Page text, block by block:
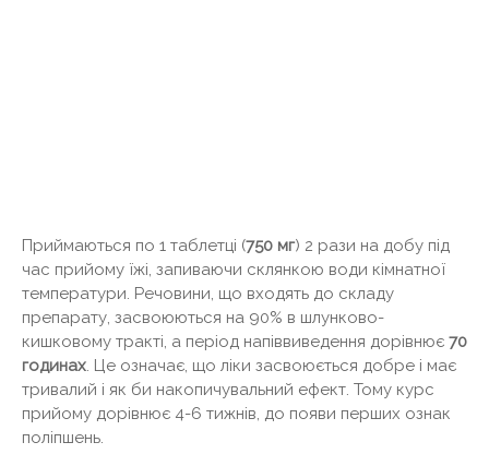
Приймаються по 1 таблетці (750 мг) 2 рази на добу під
час прийому їжі, запиваючи склянкою води кімнатної
температури. Речовини, що входять до складу
препарату, засвоюються на 90% в шлунково-
кишковому тракті, а період напіввиведення дорівнює 70
годинах . Це означає, що ліки засвоюється добре і має
тривалий і як би накопичувальний ефект. Тому курс
прийому дорівнює 4-6 тижнів, до появи перших ознак
поліпшень.